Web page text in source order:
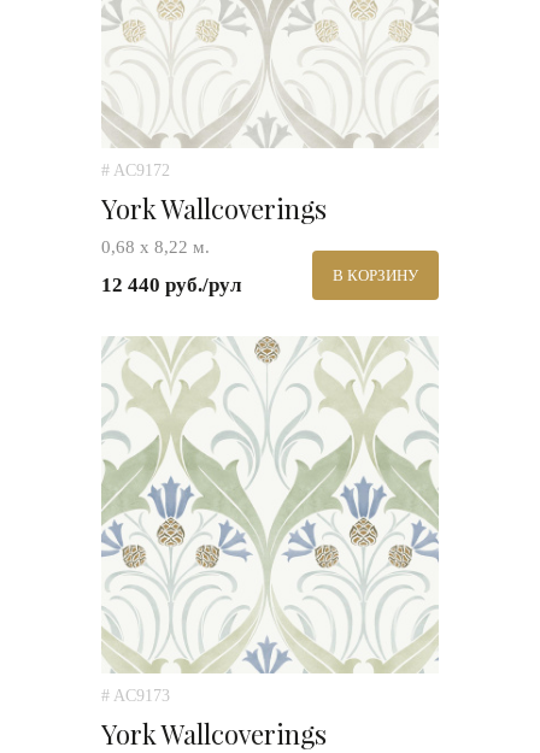
# AC9172
York Wallcoverings
0,68 х 8,22 м.
12 440 руб./рул В КОРЗИНУ
# AC9173
York Wallcoverings